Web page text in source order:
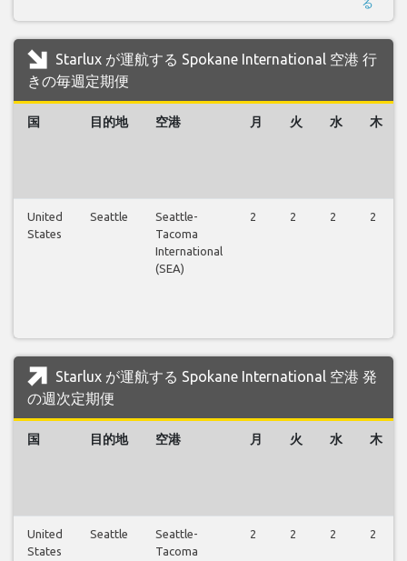
る
Starlux が運航する Spokane International 空港 行
きの毎週定期便
国 目的地 空港 月 火 水 木
United
States
Seattle
Seattle-
Tacoma
International
(SEA)
2 2 2 2
Starlux が運航する Spokane International 空港 発
の週次定期便
国 目的地 空港 月 火 水 木
United
States
Seattle
Seattle-
Tacoma
2 2 2 2